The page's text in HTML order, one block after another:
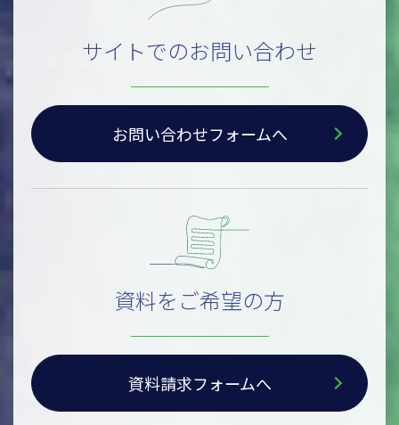
サイトでのお問い合わせ
お問い合わせフォームへ
資料をご希望の方
資料請求フォームへ